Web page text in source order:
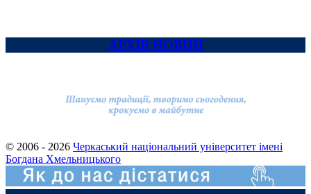
АРХІВ НОВИН
© 2006 - 2026 Черкаський національний університет імені
Богдана Хмельницького